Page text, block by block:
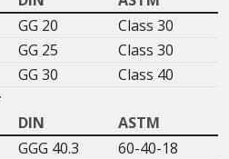
GG 20
Class 30
GG 25
Class 30
GG 30
Class 40
DIN
ASTM
GGG 40.3
60-40-18